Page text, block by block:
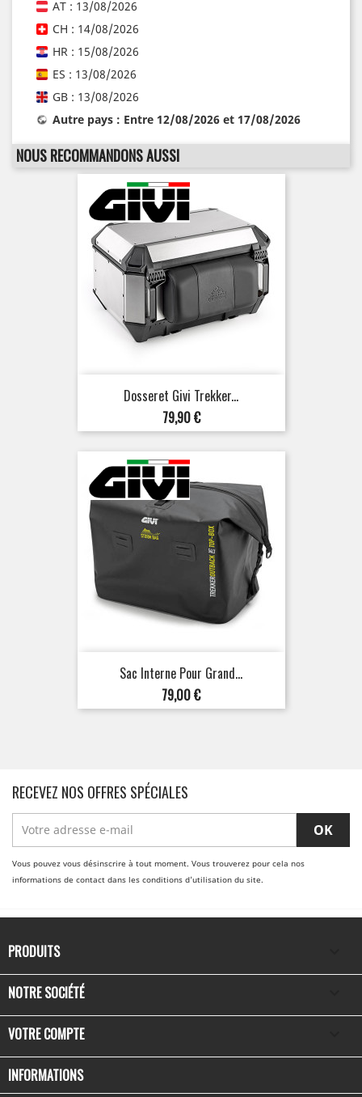
AT : 13/08/2026
CH : 14/08/2026
HR : 15/08/2026
ES : 13/08/2026
GB : 13/08/2026
Autre pays : Entre 12/08/2026 et 17/08/2026
NOUS RECOMMANDONS AUSSI
Dosseret Givi Trekker...
Prix
79,90 €
Sac Interne Pour Grand...
Prix
79,00 €
RECEVEZ NOS OFFRES SPÉCIALES
Vous pouvez vous désinscrire à tout moment. Vous trouverez pour cela nos
informations de contact dans les conditions d'utilisation du site.
PRODUITS
NOTRE SOCIÉTÉ
VOTRE COMPTE
INFORMATIONS